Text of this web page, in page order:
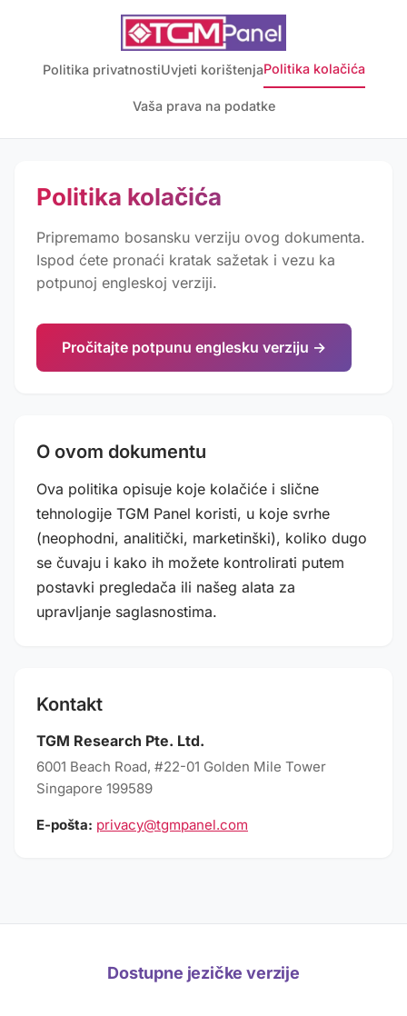
Politika privatnostiUvjeti korištenjaPolitika kolačića
Vaša prava na podatke
Politika kolačića
Pripremamo bosansku verziju ovog dokumenta.
Ispod ćete pronaći kratak sažetak i vezu ka
potpunoj engleskoj verziji.
Pročitajte potpunu englesku verziju →
O ovom dokumentu
Ova politika opisuje koje kolačiće i slične
tehnologije TGM Panel koristi, u koje svrhe
(neophodni, analitički, marketinški), koliko dugo
se čuvaju i kako ih možete kontrolirati putem
postavki pregledača ili našeg alata za
upravljanje saglasnostima.
Kontakt
TGM Research Pte. Ltd.
6001 Beach Road, #22-01 Golden Mile Tower
Singapore 199589
E-pošta: privacy@tgmpanel.com
Dostupne jezičke verzije